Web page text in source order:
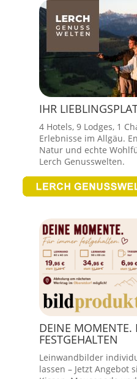
IHR
4 Hotels, 9 Lodges, 1
Erlebnisse im Allgäu.
Natur und echte
Lerch Genusswelten.
DEINE MOMENTE.
FESTGEHALTEN
Leinwandbilder
lassen – Jetzt Angebot